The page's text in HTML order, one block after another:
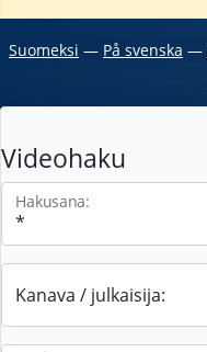
Suomeksi ― På svenska ―
Videohaku
Hakusana:
Kanava / julkaisija: